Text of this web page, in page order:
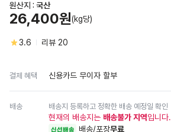
원산지 : 국산
26,400원(kg당)
3.6 리뷰 20
결제 혜택 신용카드 무이자 할부
배송 배송지 등록하고 정확한 배송 예정일 확인
현재의 배송지는 배송불가 지역입니다.
신선배송 배송/포장무료